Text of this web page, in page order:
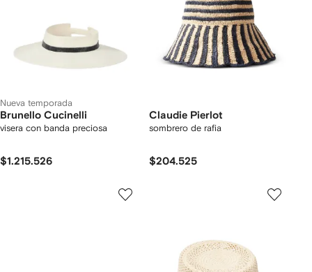
Nueva temporada
Brunello Cucinelli
visera con banda preciosa
$1.215.526
Claudie Pierlot
sombrero de rafia
$204.525